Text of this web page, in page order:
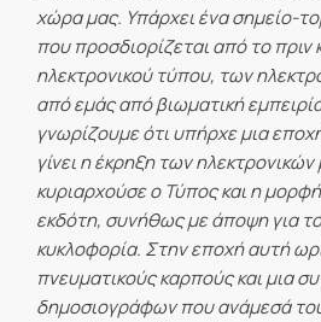
χώρα μας. Υπάρχει ένα σημείο-
που προσδιορίζεται από το πριν
ηλεκτρονικού τύπου, των
από εμάς από βιωματική
γνωρίζουμε ότι υπήρχε μια
γίνει η έκρηξη των
κυριαρχούσε ο Τύπος και η
εκδότη, συνήθως με άποψη για
κυκλοφορία. Στην εποχή αυτή
πνευματικούς καρπούς και μια
δημοσιογράφων που ανάμεσά